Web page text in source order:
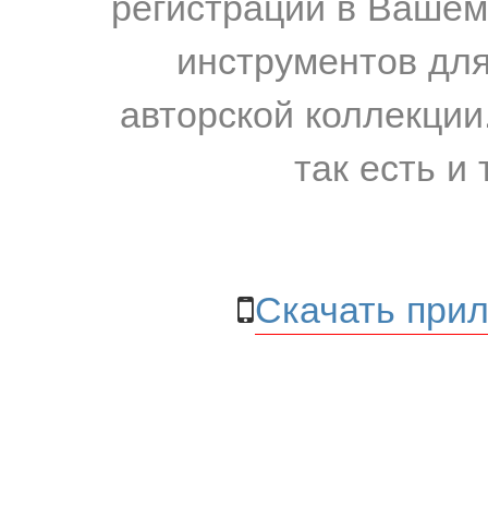
инструментов
авторской
так есть и
Скачать